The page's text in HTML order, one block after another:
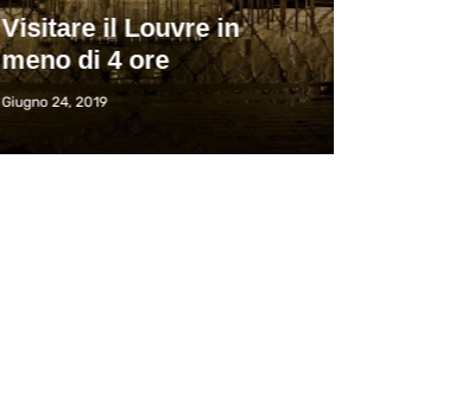
Visitare il Louvre in
meno di 4 ore
Giugno 24, 2019